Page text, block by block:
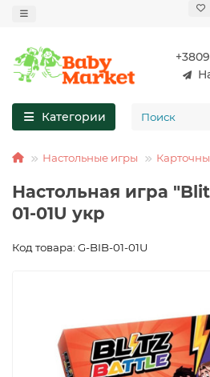
Категории
Настольные игры
Настольная игра
01-01U укр
Код товара: G-BIB-01-01U